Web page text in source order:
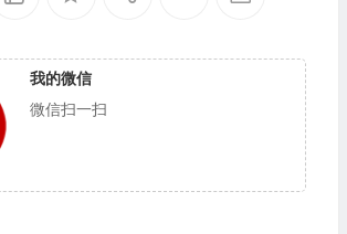
我的微信
微信扫一扫